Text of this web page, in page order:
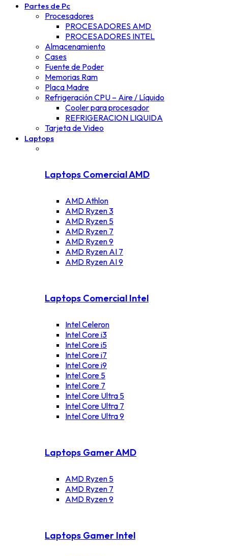
Partes de Pc
Procesadores
PROCESADORES AMD
PROCESADORES INTEL
Almacenamiento
Cases
Fuente de Poder
Memorias Ram
Placa Madre
Refrigeración CPU – Aire / Líquido
Cooler para procesador
REFRIGERACION LIQUIDA
Tarjeta de Video
Laptops
Laptops Comercial AMD
AMD Athlon
AMD Ryzen 3
AMD Ryzen 5
AMD Ryzen 7
AMD Ryzen 9
AMD Ryzen AI 7
AMD Ryzen AI 9
Laptops Comercial Intel
Intel Celeron
Intel Core i3
Intel Core i5
Intel Core i7
Intel Core i9
Intel Core 5
Intel Core 7
Intel Core Ultra 5
Intel Core Ultra 7
Intel Core Ultra 9
Laptops Gamer AMD
AMD Ryzen 5
AMD Ryzen 7
AMD Ryzen 9
Laptops Gamer Intel